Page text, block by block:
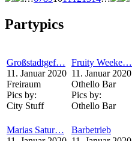
Partypics
Großstadtgef…
11. Januar 2020
Freiraum
Pics by:
City Stuff
Fruity Weeke…
11. Januar 2020
Othello Bar
Pics by:
Othello Bar
Marias Satur…
Barbetrieb